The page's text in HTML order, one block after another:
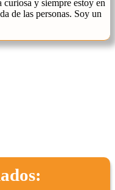
curiosa y siempre estoy en
de las personas. Soy un